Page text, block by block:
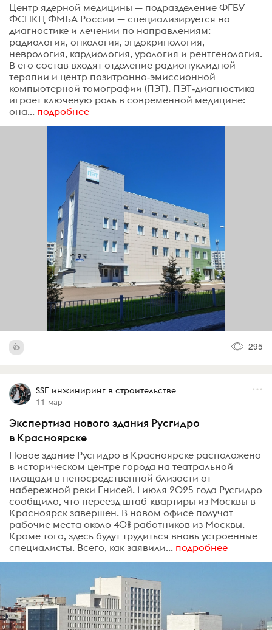
Центр ядерной медицины — подразделение ФГБУ
ФСНКЦ ФМБА России — специализируется на
диагностике и лечении по направлениям:
радиология, онкология, эндокринология,
неврология, кардиология, урология и рентгенология.
В его состав входят отделение радионуклидной
терапии и центр позитронно‑эмиссионной
компьютерной томографии (ПЭТ). ПЭТ‑диагностика
играет ключевую роль в современной медицине:
она... подробнее
295
SSE инжиниринг в строительстве
11 мар
Экспертиза нового здания Русгидро
в Красноярске
Новое здание Русгидро в Красноярске расположено
в историческом центре города на театральной
площади в непосредственной близости от
набережной реки Енисей. 1 июля 2025 года Русгидро
сообщило, что переезд штаб-квартиры из Москвы в
Красноярск завершен. В новом офисе получат
рабочие места около 40% работников из Москвы.
Кроме того, здесь будут трудиться вновь устроенные
специалисты. Всего, как заявили... подробнее